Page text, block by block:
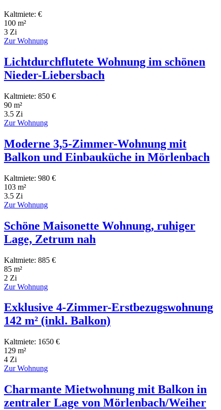
Kaltmiete: €
100 m²
3 Zi
Zur Wohnung
Lichtdurchflutete Wohnung im schönen
Nieder-Liebersbach
Kaltmiete: 850 €
90 m²
3.5 Zi
Zur Wohnung
Moderne 3,5-Zimmer-Wohnung mit
Balkon und Einbauküche in Mörlenbach
Kaltmiete: 980 €
103 m²
3.5 Zi
Zur Wohnung
Schöne Maisonette Wohnung, ruhiger
Lage, Zetrum nah
Kaltmiete: 885 €
85 m²
2 Zi
Zur Wohnung
Exklusive 4-Zimmer-Erstbezugswohnung
142 m² (inkl. Balkon)
Kaltmiete: 1650 €
129 m²
4 Zi
Zur Wohnung
Charmante Mietwohnung mit Balkon in
zentraler Lage von Mörlenbach/Weiher